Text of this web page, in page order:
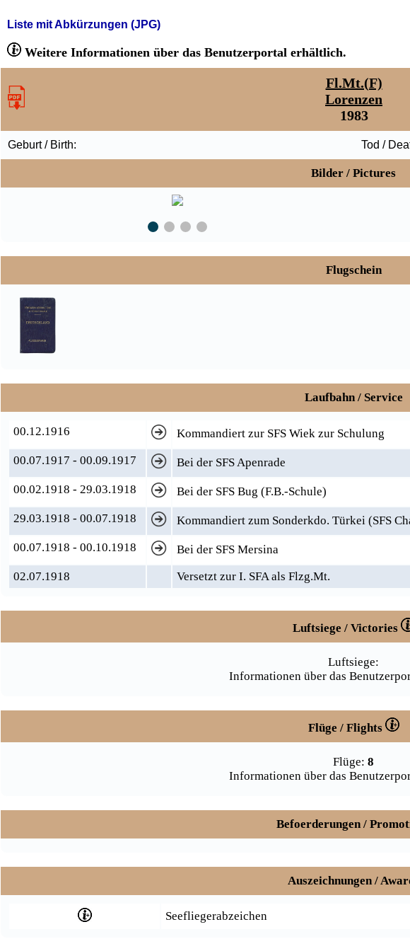
Liste mit Abkürzungen (JPG)
Weitere Informationen über das Benutzerportal erhältlich.
Fl.Mt.(F)
Lorenzen
1983
Geburt / Birth: Tod /
Bilder / Pictures
Flugschein
Laufbahn / Service
00.12.1916
Kommandiert zur SFS Wiek zur Schulung
00.07.1917 - 00.09.1917
Bei der SFS Apenrade
00.02.1918 - 29.03.1918
Bei der SFS Bug (F.B.-Schule)
29.03.1918 - 00.07.1918
Kommandiert zum Sonderkdo. Türkei (SFS
00.07.1918 - 00.10.1918
Bei der SFS Mersina
02.07.1918
Versetzt zur I. SFA als Flzg.Mt.
Luftsiege / Victories
Luftsiege:
Informationen über das
Flüge / Flights
Flüge: 8
Informationen über das
Befoerderungen /
Auszeichnungen /
Seefliegerabzeichen